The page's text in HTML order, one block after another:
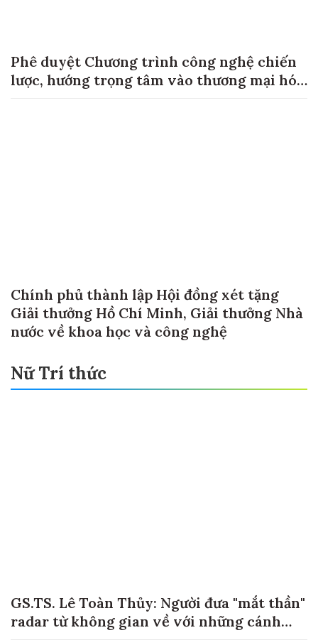
Phê duyệt Chương trình công nghệ chiến
lược, hướng trọng tâm vào thương mại hóa
Chính phủ thành lập Hội đồng xét tặng
Giải thưởng Hồ Chí Minh, Giải thưởng Nhà
nước về khoa học và công nghệ
Nữ Trí thức
GS.TS. Lê Toàn Thủy: Người đưa "mắt thần"
radar từ không gian về với những cánh